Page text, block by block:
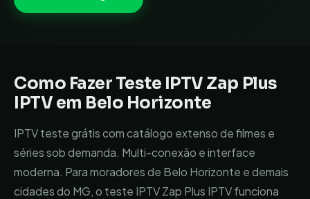
Como Fazer Teste IPTV Zap Plus
IPTV em Belo Horizonte
IPTV teste grátis com catálogo extenso de filmes e
séries sob demanda. Multi-conexão e interface
moderna. Para moradores de Belo Horizonte e demais
cidades do MG, o teste IPTVZap Plus IPTVfunciona